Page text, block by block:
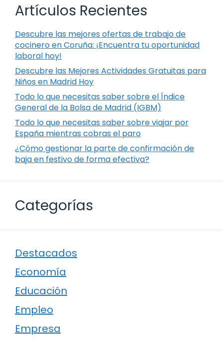
Artículos Recientes
Descubre las mejores ofertas de trabajo de
cocinero en Coruña: ¡Encuentra tu oportunidad
laboral hoy!
Descubre las Mejores Actividades Gratuitas para
Niños en Madrid Hoy
Todo lo que necesitas saber sobre el Índice
General de la Bolsa de Madrid (IGBM)
Todo lo que necesitas saber sobre viajar por
España mientras cobras el paro
¿Cómo gestionar la parte de confirmación de
baja en festivo de forma efectiva?
Categorías
Destacados
Economía
Educación
Empleo
Empresa